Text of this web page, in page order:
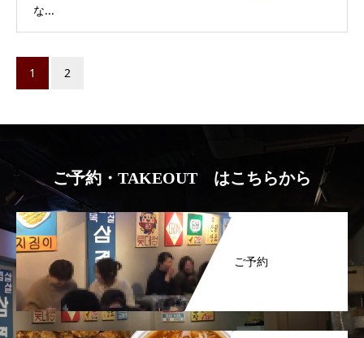
な...
1 2
ご予約・TAKEOUT はこちらから
ご予約